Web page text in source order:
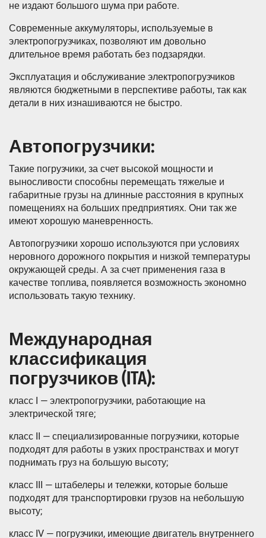
не издают большого шума при работе.
Современные аккумуляторы, используемые в
электропогрузчиках, позволяют им довольно
длительное время работать без подзарядки.
Эксплуатация и обслуживание электропогрузчиков
являются бюджетными в перспективе работы, так как
детали в них изнашиваются не быстро.
Автопогрузчики:
Такие погрузчики, за счет высокой мощности и
выносливости способны перемещать тяжелые и
габаритные грузы на длинные расстояния в крупных
помещениях на больших предприятиях. Они так же
имеют хорошую маневренность.
Автопогрузчики хорошо используются при условиях
неровного дорожного покрытия и низкой температуры
окружающей среды. А за счет применения газа в
качестве топлива, появляется возможность экономно
использовать такую технику.
Международная
классификация
погрузчиков (ITA):
класс I — электропогрузчики, работающие на
электрической тяге;
класс II — специализированные погрузчики, которые
подходят для работы в узких пространствах и могут
поднимать груз на большую высоту;
класс III — штабелеры и тележки, которые больше
подходят для транспортировки грузов на небольшую
высоту;
класс IV — погрузчики, имеющие двигатель внутреннего